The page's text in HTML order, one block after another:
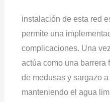
instalación de esta red
permite una
complicaciones. Una
actúa como una barrera
de medusas y sargazo
manteniendo el agua